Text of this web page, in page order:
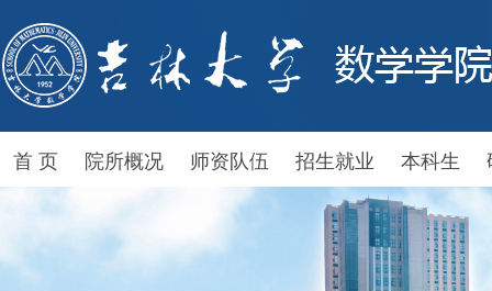
首 页 院所概况 师资队伍 招生就业 本科生